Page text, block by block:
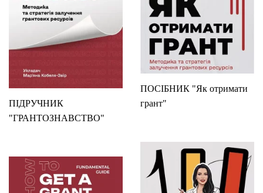
ПОСІБНИК "Як отримати
грант"
ПІДРУЧНИК
"ГРАНТОЗНАВСТВО"